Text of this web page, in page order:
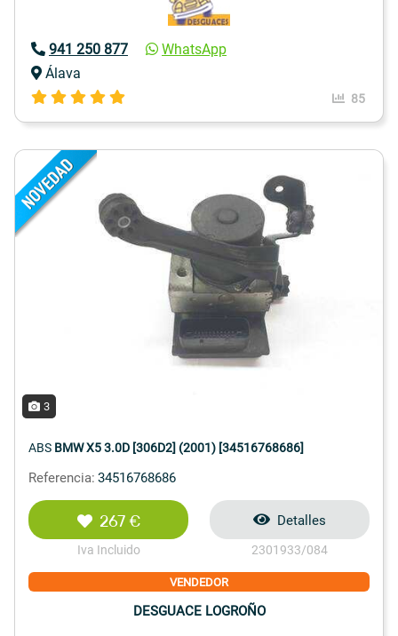
941 250 877
WhatsApp
Álava
85
3
ABS BMW X5 3.0D [306D2] (2001) [34516768686]
Referencia: 34516768686
267 €
Iva Incluido
Detalles
2301933/084
VENDEDOR
DESGUACE LOGROÑO